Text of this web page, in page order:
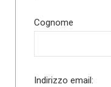
Cognome
Indirizzo email: